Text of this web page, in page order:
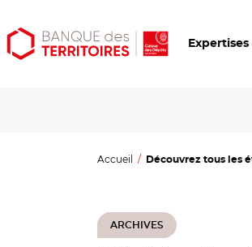
Aller
au
Aller
au
Ouvrir
les
Accueil Découvrez tous les
ARCHIVES